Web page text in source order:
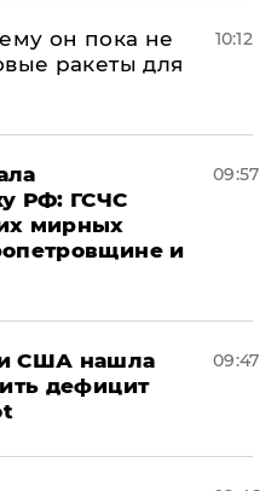
он пока не
ракеты для
10:12
РФ: ГСЧС
мирных
и
09:57
США нашла
дефицит
09:47